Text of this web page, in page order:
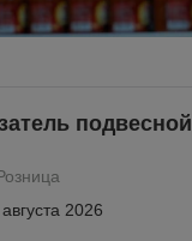
подвесной
2026